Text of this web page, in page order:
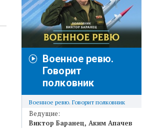
Военное ревю.
Говорит
полковник
Военное ревю. Говорит полковник
Ведущие:
Виктор Баранец Аким Апачев